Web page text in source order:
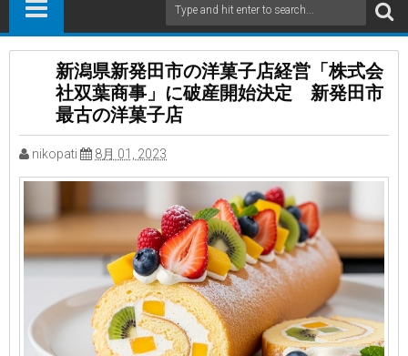
新潟県新発田市の洋菓子店経営「株式会
社双葉商事」に破産開始決定 新発田市
最古の洋菓子店
nikopati 8月 01, 2023